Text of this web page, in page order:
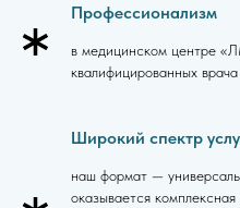
Профессионализм
в медицинском центре
квалифицированных врача
Широкий спектр
наш формат —
оказывается